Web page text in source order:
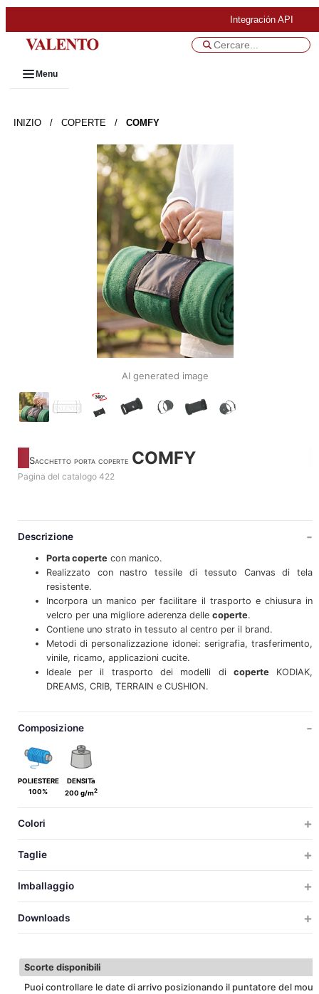
Integración API
Menu
INIZIO / COPERTE / COMFY
AI generated image
Sacchetto porta coperte COMFY
Pagina del catalogo 422
Descrizione
Porta copertecon manico.
Realizzato con nastro tessile di tessuto Canvas di tela
resistente.
Incorpora un manico per facilitare il trasporto e chiusura in
velcro per una migliore aderenza delle coperte.
Contiene uno strato in tessuto al centro per il brand.
Metodi di personalizzazione idonei: serigrafia, trasferimento,
vinile, ricamo, applicazioni cucite.
Ideale per il trasporto dei modelli di coperteKODIAK,
DREAMS, CRIB, TERRAIN e CUSHION.
Composizione
POLIESTERE
100%
DENSITà
200 g/m2
Colori
Taglie
TAGLIE SOLO
Imballaggio
Downloads
Scorte disponibili
Puoi controllare le date di arrivo posizionando il puntatore del